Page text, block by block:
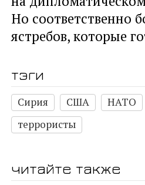
Но соответственно
ястребов, которые
тэги
Сирия США НАТО
террористы
читайте также